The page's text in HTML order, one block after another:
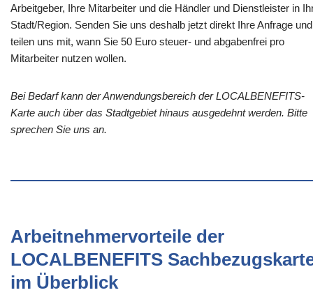
Arbeitgeber, Ihre Mitarbeiter und die Händler und Dienstleister in
Stadt/Region. Senden Sie uns deshalb jetzt direkt Ihre Anfrage und
teilen uns mit, wann Sie 50 Euro steuer- und abgabenfrei pro
Mitarbeiter nutzen wollen.
Bei Bedarf kann der Anwendungsbereich der LOCALBENEFITS-
Karte auch über das Stadtgebiet hinaus ausgedehnt werden. Bitte
sprechen Sie uns an.
Arbeitnehmervorteile der
LOCALBENEFITS
im Überblick